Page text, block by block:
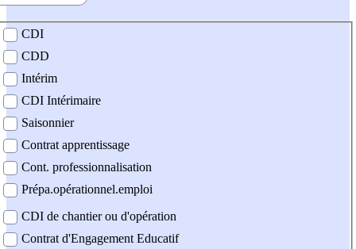
contrat
CDI
CDD
Intérim
CDI Intérimaire
Saisonnier
Contrat apprentissage
Cont. professionnalisation
Prépa.opérationnel.emploi
CDI de chantier ou d'opération
Contrat d'Engagement Educatif